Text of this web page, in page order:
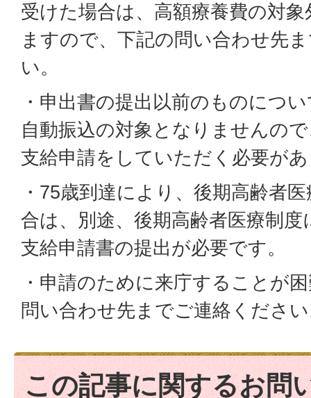
受けた場合は、高額療養費の対
ますので、下記の問い合わせ先
い。
・申出書の提出以前のものにつ
自動振込の対象となりませんの
支給申請をしていただく必要が
・75歳到達により、後期高齢者
合は、別途、後期高齢者医療制
支給申請書の提出が必要です。
・申請のために来庁することが
問い合わせ先までご連絡くださ
この記事に関するお問